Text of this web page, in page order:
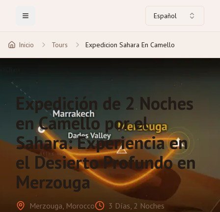
Toggle Menu Español
Inicio Tours Expedicion Sahara En Camello
Expedición de 2 Noches
en Camello por el
Sahara: Experiencia en
el Desierto Profundo en
Merzouga
Merzouga, Morocco
3 Días, 2 Noches